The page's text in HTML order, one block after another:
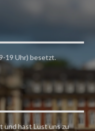
19 Uhr) besetzt.
und hast Lust uns zu